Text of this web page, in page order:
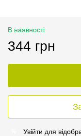
В наявності
344 грн
Увійти для